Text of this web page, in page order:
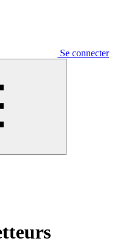
Se connecter